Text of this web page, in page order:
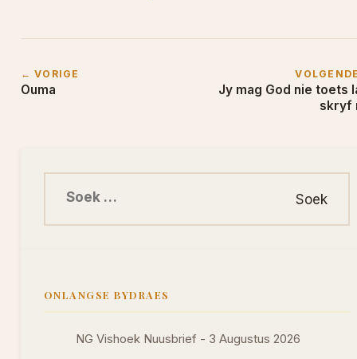
← VORIGE
Ouma
Jy mag God nie toets
skryf
ONLANGSE BYDRAES
NG Vishoek Nuusbrief - 3 Augustus 2026